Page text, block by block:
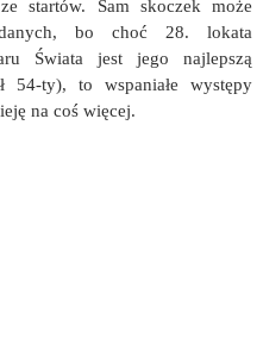
startów. Sam skoczek może
bo choć 28. lokata
Świata jest jego najlepszą
54-ty), to wspaniałe występy
na coś więcej.